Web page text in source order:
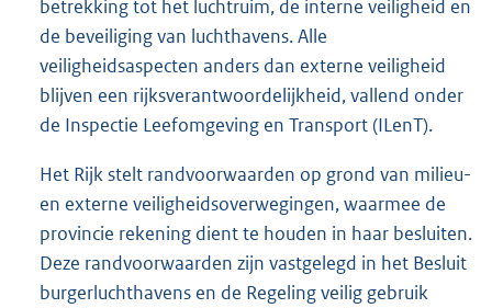
betrekking tot het luchtruim, de interne veiligheid en
de beveiliging van luchthavens. Alle
veiligheidsaspecten anders dan externe veiligheid
blijven een rijksverantwoordelijkheid, vallend onder
de Inspectie Leefomgeving en Transport (ILenT).
Het Rijk stelt randvoorwaarden op grond van milieu-
en externe veiligheidsoverwegingen, waarmee de
provincie rekening dient te houden in haar besluiten.
Deze randvoorwaarden zijn vastgelegd in het Besluit
burgerluchthavens en de Regeling veilig gebruik